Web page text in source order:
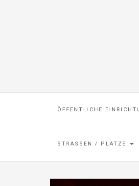
ÖFFENTLICHE
STRASSEN / PLÄTZE